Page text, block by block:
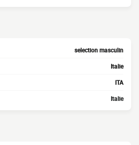
selection masculin
Italie
ITA
Italie